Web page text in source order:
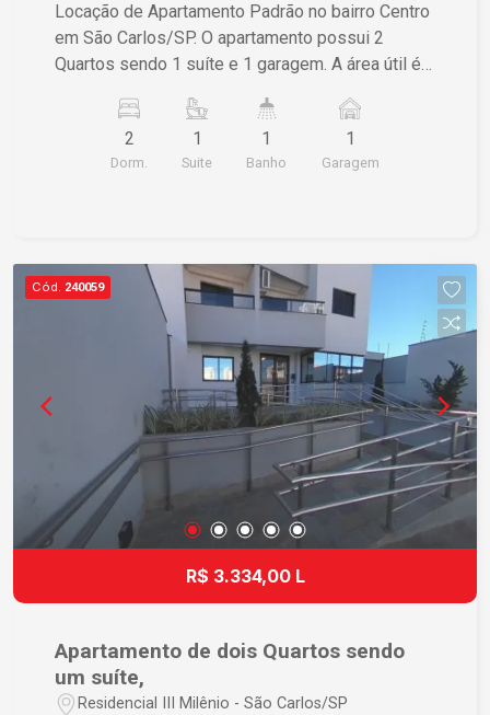
Locação de Apartamento Padrão no bairro Centro
em São Carlos/SP. O apartamento possui 2
Quartos sendo 1 suíte e 1 garagem. A área útil é
Se estiver interessado, entre em contato para
mais informações.
2
Dorm.
1
Suite
1
Banho
1
Garagem
Cód. 240059
R$ 3.334,00 L
Apartamento de dois Quartos sendo
um suíte,
Residencial III Milênio - São Carlos/SP